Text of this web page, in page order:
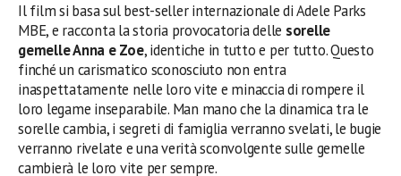
Il film si basa sul best-seller internazionale di Adele Parks
MBE, e racconta la storia provocatoria delle sorelle
gemelle Anna e Zoe, identiche in tutto e per tutto. Questo
finché un carismatico sconosciuto non entra
inaspettatamente nelle loro vite e minaccia di rompere il
loro legame inseparabile. Man mano che la dinamica tra le
sorelle cambia, i segreti di famiglia verranno svelati, le bugie
verranno rivelate e una verità sconvolgente sulle gemelle
cambierà le loro vite per sempre.